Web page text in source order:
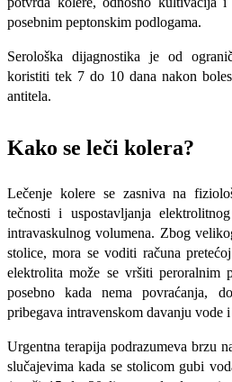
posebnim peptonskim podlogama.
Serološka dijagnostika je od
koristiti tek 7 do 10 dana nakon
antitela.
Kako se leči kolera?
Lečenje kolere se zasniva na
tečnosti i uspo­stavljanja
intravaskulnog volumena. Zbog
stolice, mora se voditi računa
elektrolita može se vršiti peroralnim
posebno kada nema povraćanja,
pribegava intravenskom dava­nju vode
Urgentna terapija podrazumeva brzu
slučajevima kada se stoli­com gubi